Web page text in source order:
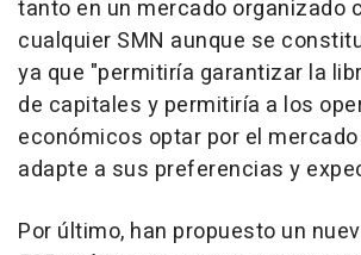
tanto en un mercado organizado
cualquier SMN aunque se
ya que "permitiría garantizar la
de capitales y permitiría a los
económicos optar por el
adapte a sus preferencias y
Por último, han propuesto un